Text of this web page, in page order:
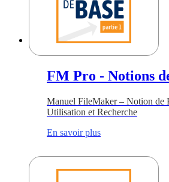
FM Pro - Notions
Manuel FileMaker – Notion de
Utilisation et Recherche
En savoir plus